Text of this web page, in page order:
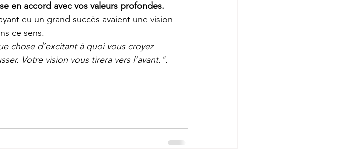
en accord avec vos valeurs profondes.
eu un grand succès avaient une vision
ce sens.
chose d’excitant à quoi vous croyez
Votre vision vous tirera vers l’avant.".